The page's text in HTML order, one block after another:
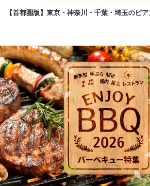
【首都圏版】東京・神奈川・千葉・埼玉のビ